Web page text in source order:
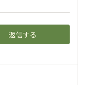
返信する